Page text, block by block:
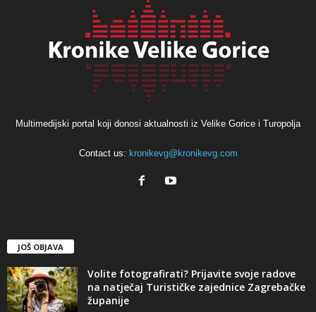
Multimedijski portal koji donosi aktualnosti iz Velike Gorice i Turopolja
Contact us: kronikevg@kronikevg.com
JOŠ OBJAVA
Volite fotografirati? Prijavite svoje radove
na natječaj Turističke zajednice Zagrebačke
županije